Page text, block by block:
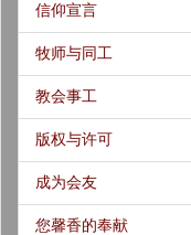
信仰宣言
牧师与同工
教会事工
版权与许可
成为会友
您馨香的奉献